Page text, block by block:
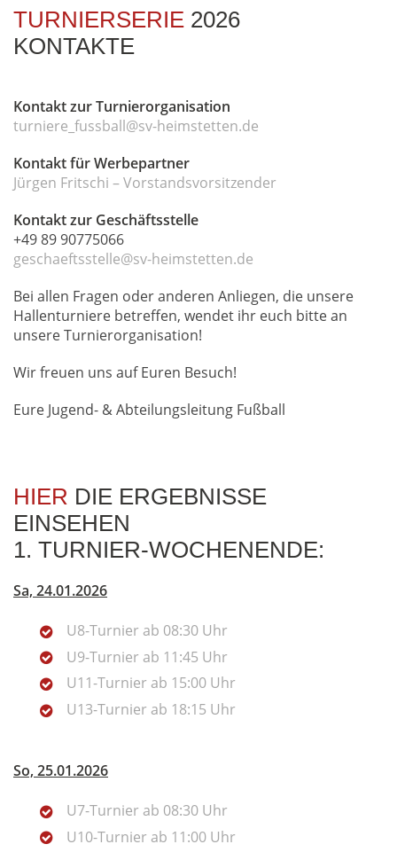
TURNIERSERIE 2026
KONTAKTE
Kontakt zur Turnierorganisation
turniere_fussball@sv-heimstetten.de
Kontakt für Werbepartner
Jürgen Fritschi – Vorstandsvorsitzender
Kontakt zur Geschäftsstelle
+49 89 90775066
geschaeftsstelle@sv-heimstetten.de
Bei allen Fragen oder anderen Anliegen, die unsere
Hallenturniere betreffen, wendet ihr euch bitte an
unsere Turnierorganisation!
Wir freuen uns auf Euren Besuch!
Eure Jugend- & Abteilungsleitung Fußball
HIER DIE ERGEBNISSE
EINSEHEN
1. TURNIER-WOCHENENDE:
Sa, 24.01.2026
U8-Turnier ab 08:30 Uhr
U9-Turnier ab 11:45 Uhr
U11-Turnier ab 15:00 Uhr
U13-Turnier ab 18:15 Uhr
So, 25.01.2026
U7-Turnier ab 08:30 Uhr
U10-Turnier ab 11:00 Uhr